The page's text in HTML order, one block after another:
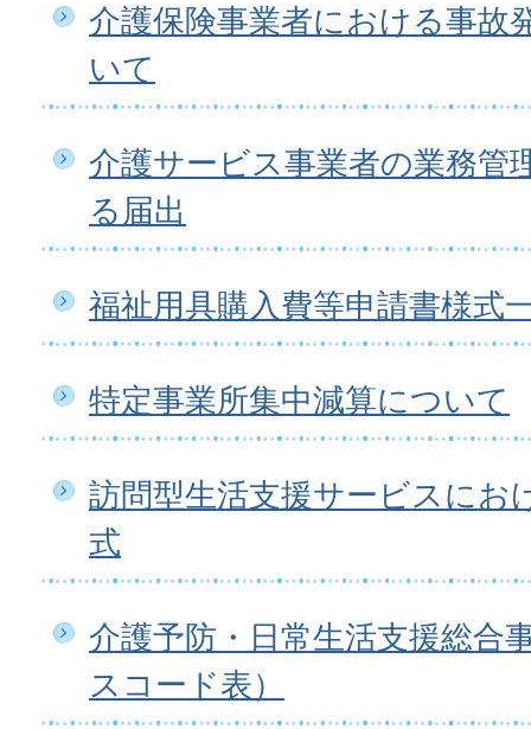
介護保険事業者における事故
いて
介護サービス事業者の業務管
る届出
福祉用具購入費等申請書様式
特定事業所集中減算について
訪問型生活支援サービスにお
式
介護予防・日常生活支援総合
スコード表）